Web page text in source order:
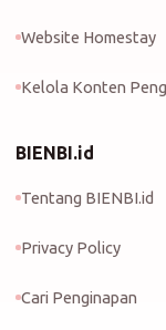
Website Homestay
Kelola Konten
BIENBI.id
Tentang BIENBI.id
Privacy Policy
Cari Penginapan